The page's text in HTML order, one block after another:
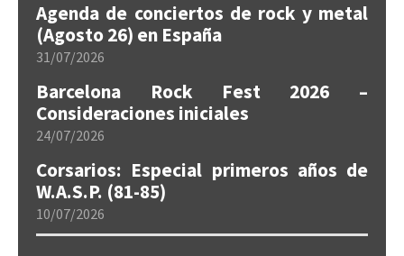
Agenda de conciertos de rock y metal
(Agosto 26) en España
31/07/2026
Barcelona Rock Fest 2026 –
Consideraciones iniciales
24/07/2026
Corsarios: Especial primeros años de
W.A.S.P. (81-85)
10/07/2026